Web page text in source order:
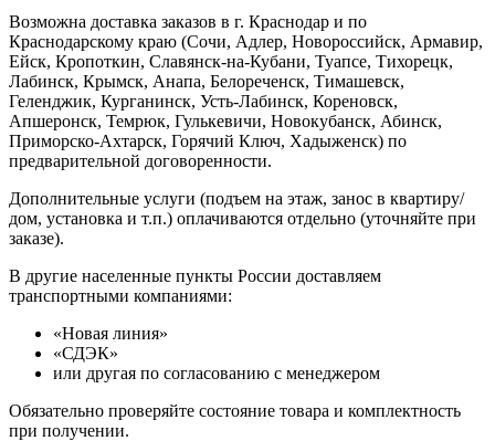
Возможна доставка заказов в г. Краснодар и по
Краснодарскому краю (Сочи, Адлер, Новороссийск, Армавир,
Ейск, Кропоткин, Славянск-на-Кубани, Туапсе, Тихорецк,
Лабинск, Крымск, Анапа, Белореченск, Тимашевск,
Геленджик, Курганинск, Усть-Лабинск, Кореновск,
Апшеронск, Темрюк, Гулькевичи, Новокубанск, Абинск,
Приморско-Ахтарск, Горячий Ключ, Хадыженск) по
предварительной договоренности.
Дополнительные услуги (подъем на этаж, занос в квартиру/
дом, установка и т.п.) оплачиваются отдельно (уточняйте при
заказе).
В другие населенные пункты России доставляем
транспортными компаниями:
«Новая линия»
«СДЭК»
или другая по согласованию с менеджером
Обязательно проверяйте состояние товара и комплектность
при получении.